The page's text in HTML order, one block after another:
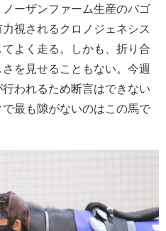
ーザンファーム生産のバゴ
視されるクロノジェネシス
よく走る。しかも、折り合
を見せることもない。今週
われるため断言はできない
最も隙がないのはこの馬で